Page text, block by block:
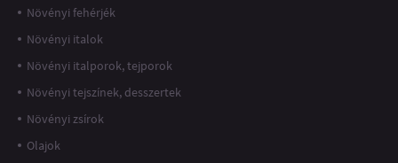
Növényi fehérjék
Növényi italok
Növényi italporok, tejporok
Növényi tejszínek, desszertek
Növényi zsírok
Olajok